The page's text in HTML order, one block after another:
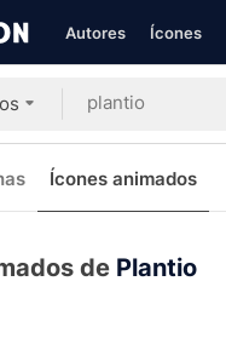
Autores Ícones
Ícones animados
de Plantio